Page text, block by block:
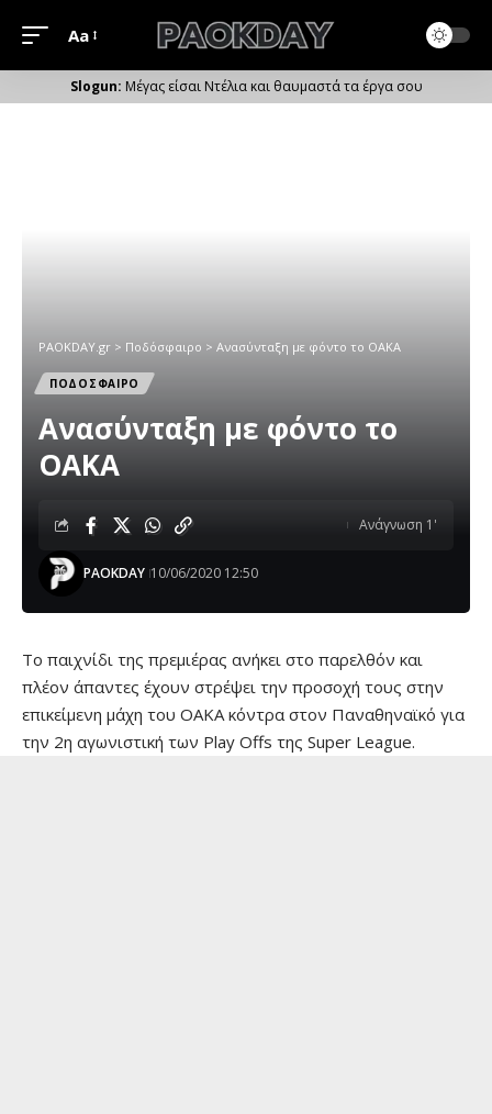
Μέγεθος
Γραμματοσειράς
Aa
Μέγας είσαι Ντέλια και θαυμαστά τα έργα σου
PAOKDAY.gr > Ποδόσφαιρο > Ανασύνταξη με φόντο το ΟΑΚΑ
ΠΟΔΟΣΦΑΙΡΟ
Ανασύνταξη με φόντο το
ΟΑΚΑ
PAOKDAY 10/06/2020 12:50
Ανάγνωση 1'
Το παιχνίδι της πρεμιέρας ανήκει στο παρελθόν και
πλέον άπαντες έχουν στρέψει την προσοχή τους στην
επικείμενη μάχη του ΟΑΚΑ κόντρα στον Παναθηναϊκό για
την 2η αγωνιστική των Play Offs της Super League.